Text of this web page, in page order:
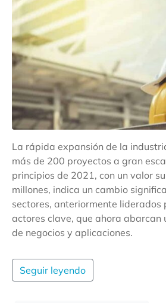
La rápida expansión de la
más de 200 proyectos a gran
principios de 2021, con un valor
millones, indica un cambio
sectores, anteriormente liderados
actores clave, que ahora abarcan
de negocios y aplicaciones.
Seguir leyendo